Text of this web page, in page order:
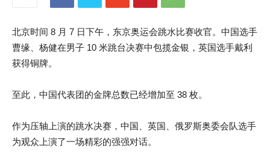
北京时间 8 月 7 日下午，东京奥运会跳水比赛收官。中国选手
曹缘、杨健在男子 10 米跳台决赛中包揽金银，英国选手戴利
获得铜牌。
至此，中国代表团的金牌总数已经增加至 38 枚。
作为压轴上演的跳水决赛，中国、英国、俄罗斯奥委会队选手
为观众上演了一场精彩的强强对话。